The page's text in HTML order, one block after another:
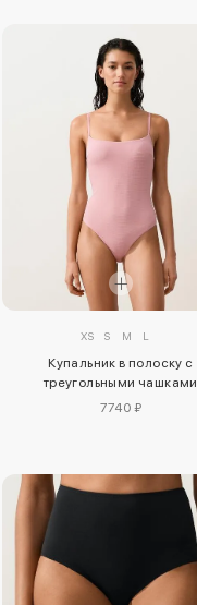
XS S M L
Купальник в полоску с
треугольными чашками
7740 ₽